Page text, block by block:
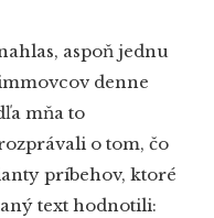
aspoň jednu
denne
mňa to
o tom, čo
príbehov, ktoré
text hodnotili: